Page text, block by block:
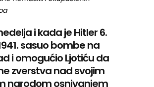
i kada je Hitler 6.
sasuo bombe na
i omogućio Ljotiću da
zverstva nad svojim
narodom osnivanjem